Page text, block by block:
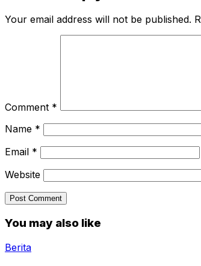
Your email address will not be published.
Comment *
Name *
Email *
Website
You may also like
Berita